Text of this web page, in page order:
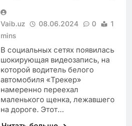
Vaib.uz 08.06.2024 0
1
mins
В социальных сетях появилась
шокирующая видеозапись, на
которой водитель белого
автомобиля «Трекер»
намеренно переехал
маленького щенка, лежавшего
на дороге. Этот…